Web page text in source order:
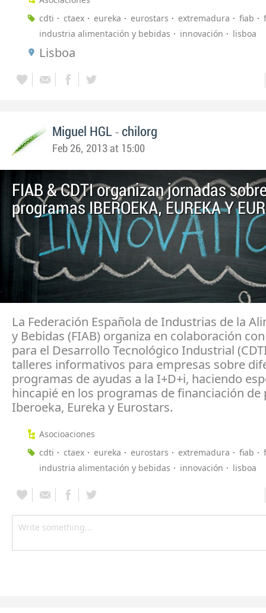
cdti
ctaex eureka eurostars extremadura fiab
industria alimentación y bebidas
innovación lisboa
Lisboa
Miguel HGL - chilorg
Feb 26, 2013 at 15:00
FIAB & CDTI organizan jornadas
programas IBEROEKA, EUREKA Y
La Federación Española de Industrias de la
y Bebidas (FIAB) organiza en colaboración
para el Desarrollo Tecnológico Industrial
talleres informativos para empresas sobre
programas de ayudas a la I+D+i, haciendo
hincapié en los programas de financiación de
Iberoeka, Eureka y Eurostars.
Asocioaciones
cdti
ctaex eureka eurostars extremadura fiab
industria alimentación y bebidas
innovación lisboa